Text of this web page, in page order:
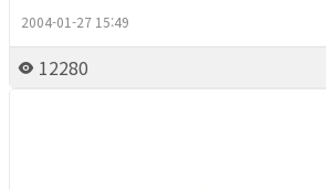
2004-01-27 15:49
12280